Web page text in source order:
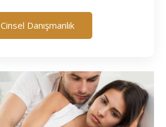
Cinsel Danışmanlık